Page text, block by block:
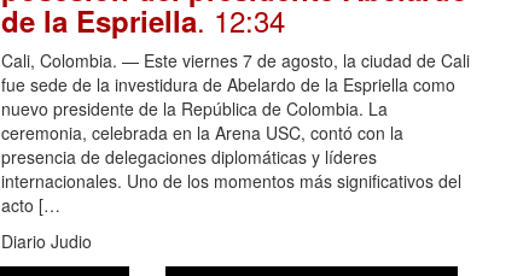
de la Espriella. 12:34
Cali, Colombia. — Este viernes 7 de agosto, la ciudad de Cali
fue sede de la investidura de Abelardo de la Espriella como
nuevo presidente de la República de Colombia. La
ceremonia, celebrada en la Arena USC, contó con la
presencia de delegaciones diplomáticas y líderes
internacionales. Uno de los momentos más significativos del
acto […
Diario Judio